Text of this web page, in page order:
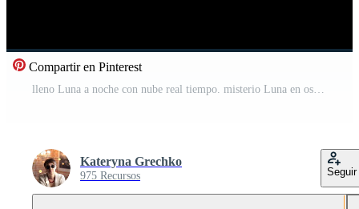
Compartir en Pinterest
Kateryna Grechko
975 Recursos Seguir